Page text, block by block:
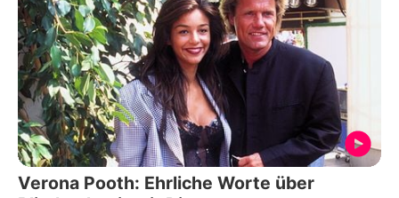
Verona Pooth: Ehrliche Worte über